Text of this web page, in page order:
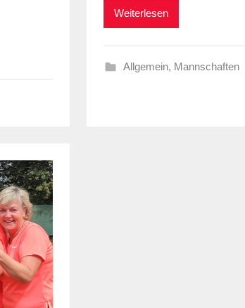
Weiterlesen
Allgemein, Mannschaften